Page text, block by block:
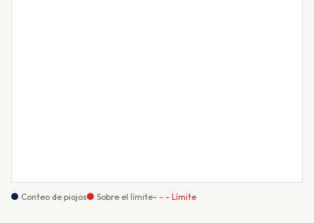
Conteo de piojos Sobre el límite- - - Límite